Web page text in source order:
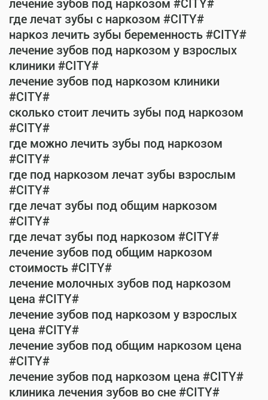
лечение зубов под наркозом #CITY#
где лечат зубы с наркозом #CITY#
наркоз лечить зубы беременность #CITY#
лечение зубов под наркозом у взрослых
клиники #CITY#
лечение зубов под наркозом клиники
#CITY#
сколько стоит лечить зубы под наркозом
#CITY#
где можно лечить зубы под наркозом
#CITY#
где под наркозом лечат зубы взрослым
#CITY#
где лечат зубы под общим наркозом
#CITY#
где лечат зубы под наркозом #CITY#
лечение зубов под общим наркозом
стоимость #CITY#
лечение молочных зубов под наркозом
цена #CITY#
лечение зубов под наркозом у взрослых
цена #CITY#
лечение зубов под общим наркозом цена
#CITY#
лечение зубов под наркозом цена #CITY#
клиника лечения зубов во сне #CITY#